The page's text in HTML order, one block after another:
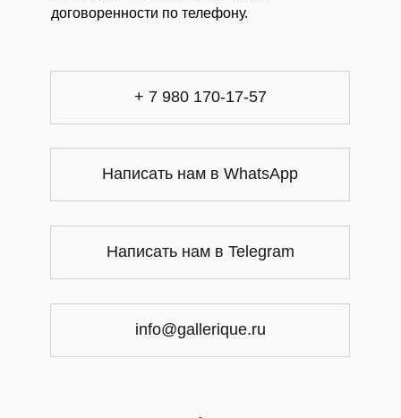
договоренности по телефону.
+ 7 980 170-17-57
Написать нам в WhatsApp
info@gallerique.ru
Написать нам в Telegram